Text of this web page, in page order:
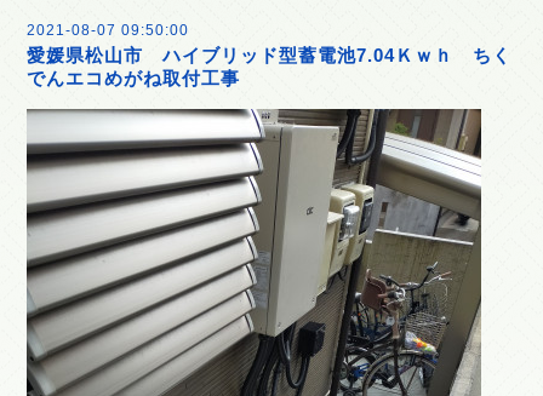
2021-08-07 09:50:00
愛媛県松山市 ハイブリッド型蓄電池7.04Ｋｗｈ ちく
でんエコめがね取付工事